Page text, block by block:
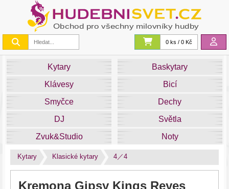
0 ks / 0 Kč
Kytary
Baskytary
Klávesy
Bicí
Smyčce
Dechy
DJ
Světla
Zvuk&Studio
Noty
Kytary Klasické kytary 4／4
Kremona Gipsy Kings Reyes